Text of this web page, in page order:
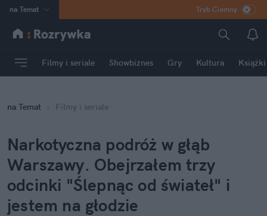
na:Temat
INN Poland
mama
Rozrywka
Tryb Ciemny
Filmy i seriale Showbiznes Gry Kultura Książki
na:Temat Filmy i seriale
Narkotyczna podróż w głąb
Warszawy. Obejrzałem trzy
odcinki "Ślepnąc od świateł" i
jestem na głodzie